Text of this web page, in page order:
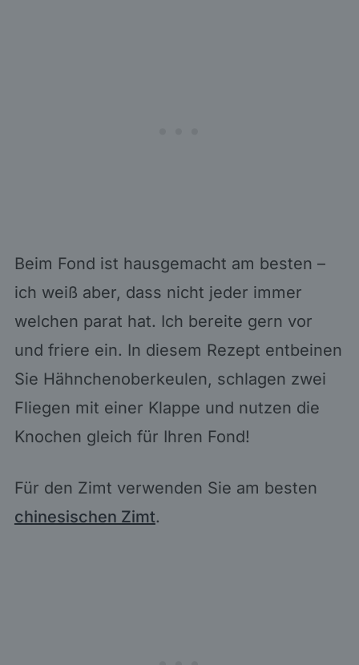
Beim Fond ist hausgemacht am besten –
ich weiß aber, dass nicht jeder immer
welchen parat hat. Ich bereite gern vor
und friere ein. In diesem Rezept entbeinen
Sie Hähnchenoberkeulen, schlagen zwei
Fliegen mit einer Klappe und nutzen die
Knochen gleich für Ihren Fond!
Für den Zimt verwenden Sie am besten
chinesischen Zimt.